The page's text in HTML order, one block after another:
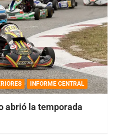
INFORME CENTRAL
abrió la temporada